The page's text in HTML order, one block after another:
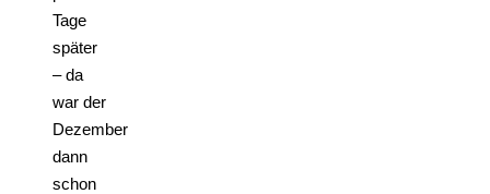
Tage
später
– da
war der
Dezember
dann
schon